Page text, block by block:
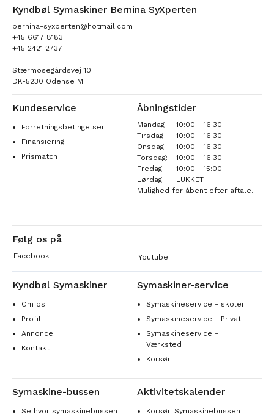
Kyndbøl Symaskiner Bernina SyXperten
bernina-syxperten@hotmail.com
+45 6617 8183
+45 2421 2737
Stærmosegårdsvej 10
DK-5230 Odense M
Kundeservice
Forretningsbetingelser
Finansiering
Prismatch
Åbningstider
Mandag
10:00 - 16:30
Tirsdag
10:00 - 16:30
Onsdag
10:00 - 16:30
Torsdag:
10:00 - 16:30
Fredag:
10:00 - 15:00
Lørdag:
LUKKET
Mulighed for åbent efter aftale.
Følg os på
Facebook Youtube
Kyndbøl Symaskiner
Om os
Profil
Annonce
Kontakt
Symaskiner-service
Symaskineservice - skoler
Symaskineservice - Privat
Symaskineservice -
Værksted
Korsør
Symaskine-bussen
Se hvor symaskinebussen
Aktivitetskalender
Korsør. Symaskinebussen